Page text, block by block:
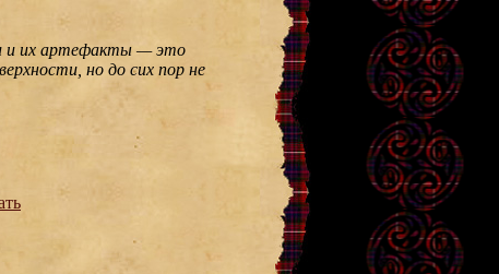
и их артефакты — это
но до сих пор не